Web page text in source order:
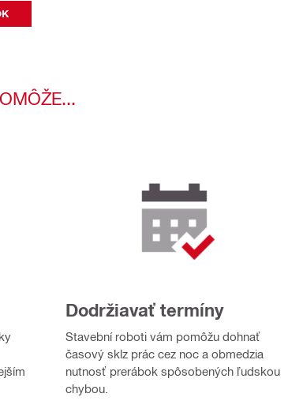
Dodržiavať termíny
Stavební roboti vám pomôžu dohnať
časový sklz prác cez noc a obmedzia
nutnosť prerábok spôsobených ľudskou
chybou.